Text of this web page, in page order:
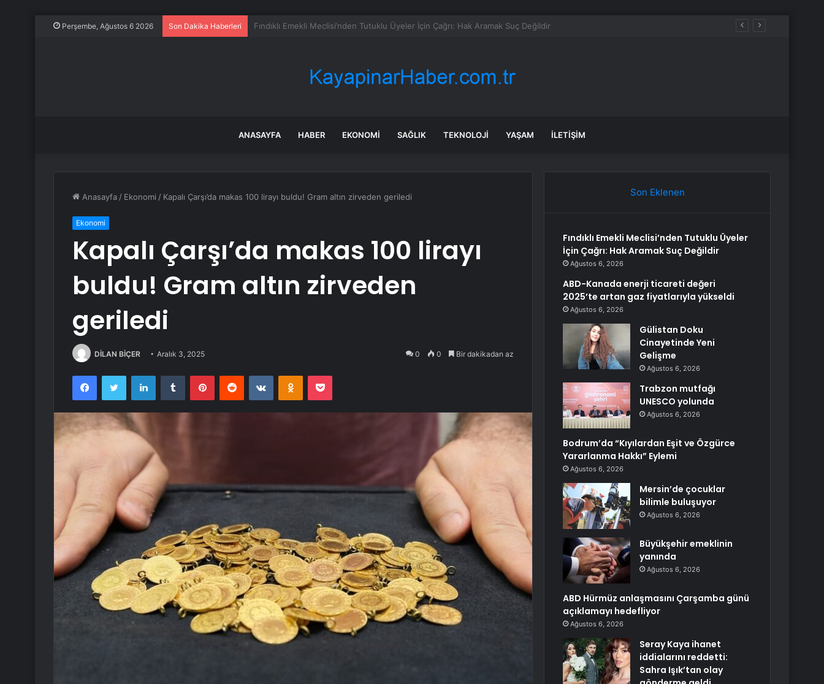
Perşembe, Ağustos 6 2026 Son Dakika Haberleri ABD-Kanada enerji ticareti değeri 2025’te artan gaz fiyatlarıyla yükseldi
ANASAYFA HABER EKONOMI SAĞLIK TEKNOLOJI YAŞAM İLETIŞIM
Anasayfa / Ekonomi / Kapalı Çarşı’da makas 100 lirayı buldu! Gram altın zirveden geriledi
Ekonomi
Kapalı Çarşı’da makas 100 lirayı
buldu! Gram altın zirveden
geriledi
DİLAN BİÇER Aralık 3, 2025 0 0 Bir dakikadan az
FacebookTwitter LinkedInTumblr PinterestReddit VKontakteOdnoklassniki
Pocket
Son Eklenen
Fındıklı Emekli Meclisi’nden Tutuklu Üyeler
İçin Çağrı: Hak Aramak Suç Değildir
Ağustos 6, 2026
ABD-Kanada enerji ticareti değeri
2025’te artan gaz fiyatlarıyla yükseldi
Ağustos 6, 2026
Gülistan Doku
Cinayetinde Yeni
Gelişme
Ağustos 6, 2026
Trabzon mutfağı
UNESCO yolunda
Ağustos 6, 2026
Bodrum’da “Kıyılardan Eşit ve Özgürce
Yararlanma Hakkı” Eylemi
Ağustos 6, 2026
Mersin’de çocuklar
bilimle buluşuyor
Ağustos 6, 2026
Büyükşehir emeklinin
yanında
Ağustos 6, 2026
ABD Hürmüz anlaşmasını Çarşamba günü
açıklamayı hedefliyor
Ağustos 6, 2026
Seray Kaya ihanet
iddialarını reddetti:
Sahra Işık’tan olay